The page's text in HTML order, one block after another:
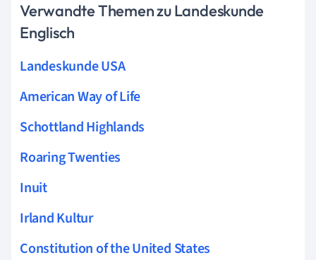
Verwandte Themen zu Landeskunde
Englisch
Landeskunde USA
American Way of Life
Schottland Highlands
Roaring Twenties
Inuit
Irland Kultur
Constitution of the United States